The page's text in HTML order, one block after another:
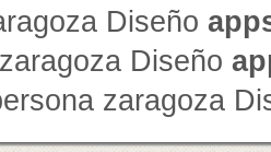
Diseño app
Diseño
zaragoza